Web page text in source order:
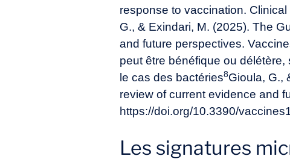
response to vaccination.
G., & Exindari, M. (2025). The
and future perspectives.
peut être bénéfique ou
le cas des bactéries8Gioula, G.,
review of current evidence and
https://doi.org/10.3390/
Les signatures